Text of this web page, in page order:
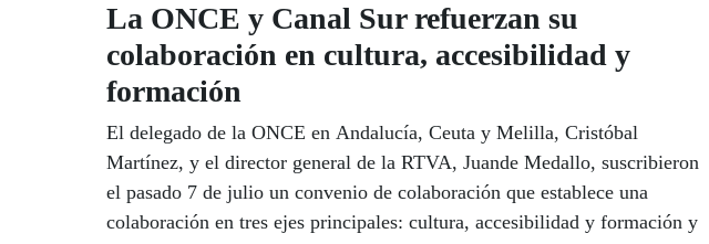
La ONCE y Canal Sur refuerzan su
colaboración en cultura, accesibilidad y
formación
El delegado de la ONCE en Andalucía, Ceuta y Melilla, Cristóbal
Martínez, y el director general de la RTVA, Juande Medallo, suscribieron
el pasado 7 de julio un convenio de colaboración que establece una
colaboración en tres ejes principales: cultura, accesibilidad y formación y